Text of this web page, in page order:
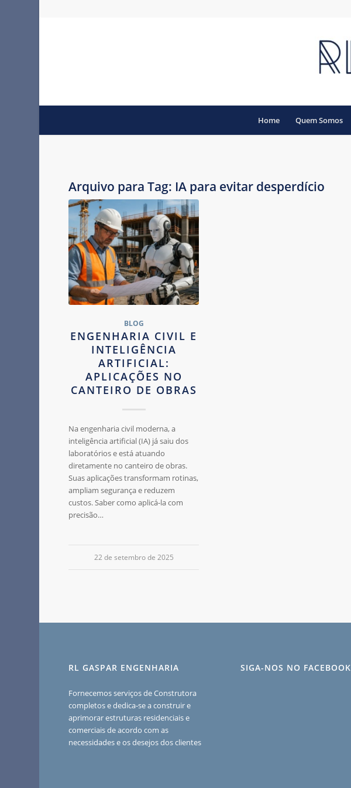
Home Quem Somos
Arquivo para Tag: IA para evitar desperdício
BLOG
ENGENHARIA CIVIL E
INTELIGÊNCIA
ARTIFICIAL:
APLICAÇÕES NO
CANTEIRO DE OBRAS
Na engenharia civil moderna, a
inteligência artificial (IA) já saiu dos
laboratórios e está atuando
diretamente no canteiro de obras.
Suas aplicações transformam rotinas,
ampliam segurança e reduzem
custos. Saber como aplicá-la com
precisão…
22 de setembro de 2025
RL GASPAR ENGENHARIA
Fornecemos serviços de Construtora
completos e dedica-se a construir e
aprimorar estruturas residenciais e
comerciais de acordo com as
necessidades e os desejos dos clientes
SIGA-NOS NO FACEBOOK